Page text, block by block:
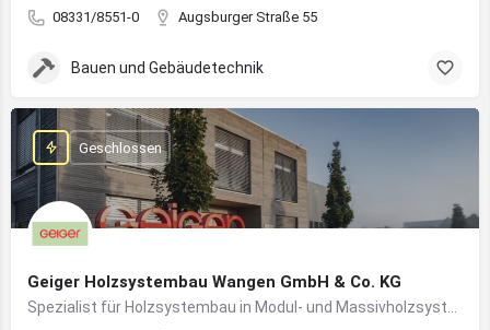
08331/8551-0 Augsburger Straße 55
Bauen und Gebäudetechnik
Geiger Holzsystembau Wangen GmbH & Co. KG
Geschlossen